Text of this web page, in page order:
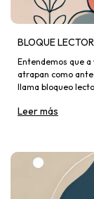
BLOQUE
Entendemos que
atrapan como
llama bloqueo
Leer más